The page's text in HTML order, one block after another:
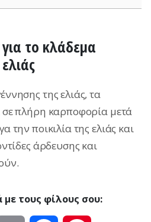
το κλάδεμα
της ελιάς, τα
σε πλήρη καρποφορία μετά
την ποικιλία της ελιάς και
άρδευσης και
τους φίλους σου: